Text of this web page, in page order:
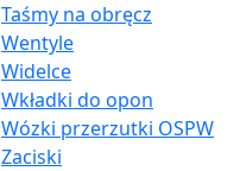
Taśmy na obręcz
Wentyle
Widelce
Wkładki do opon
Wózki przerzutki OSPW
Zaciski